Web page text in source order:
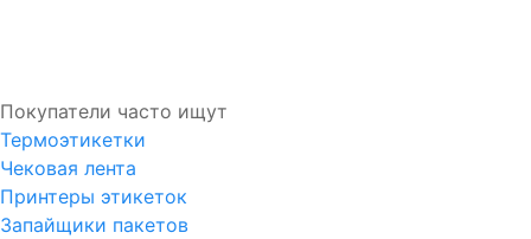
Покупатели часто ищут
Термоэтикетки
Чековая лента
Принтеры этикеток
Запайщики пакетов